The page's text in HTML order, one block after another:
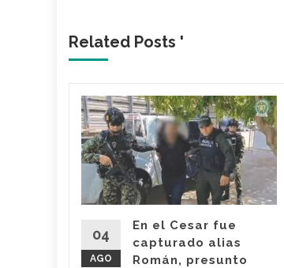
Related Posts '
04
AGO
En el Cesar fue
capturado alias
Román, presunto